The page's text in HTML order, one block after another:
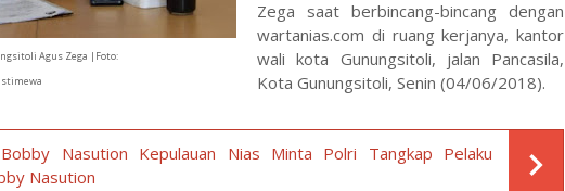
Agus Zega |Foto:
Istimewa
Zega saat berbincang-bincang dengan
wartanias.com di ruang kerjanya, kantor
wali kota Gunungsitoli, jalan Pancasila,
Kota Gunungsitoli, Senin (04/06/2018).
Nasution Kepulauan Nias Minta Polri Tangkap Pelaku
Nasution